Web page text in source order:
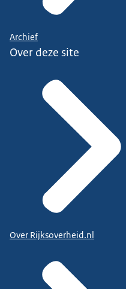
Archief
Over deze site
Over Rijksoverheid.nl